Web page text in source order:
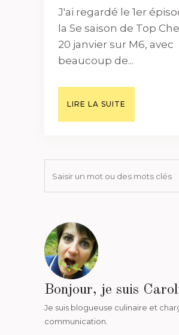
J'ai regardé le 1er
la 5e saison de Top
20 janvier sur M6, avec
beaucoup de...
LIRE LA SUITE
Bonjour, je suis
Je suis blogueuse culinaire et
communication.